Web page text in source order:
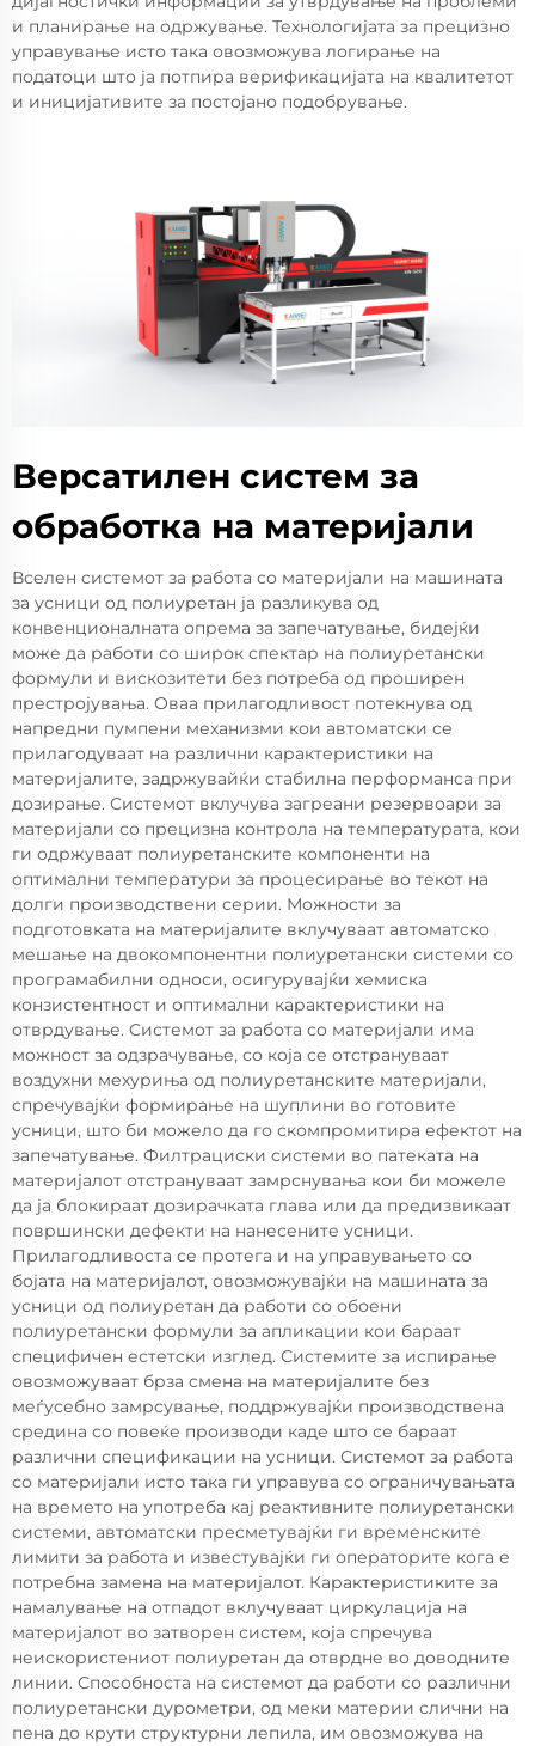
и планирање на одржување. Технологијата за прецизно
управување исто така овозможува логирање на
податоци што ја потпира верификацијата на квалитетот
и иницијативите за постојано подобрување.
Версатилен систем за
обработка на материјали
Вселен системот за работа со материјали на машината
за усници од полиуретан ја разликува од
конвенционалната опрема за запечатување, бидејќи
може да работи со широк спектар на полиуретански
формули и вискозитети без потреба од проширен
престројувања. Оваа прилагодливост потекнува од
напредни пумпени механизми кои автоматски се
прилагодуваат на различни карактеристики на
материјалите, задржувайќи стабилна перформанса при
дозирање. Системот вклучува загреани резервоари за
материјали со прецизна контрола на температурата, кои
ги одржуваат полиуретанските компоненти на
оптимални температури за процесирање во текот на
долги производствени серии. Можности за
подготовката на материјалите вклучуваат автоматско
мешање на двокомпонентни полиуретански системи со
програмабилни односи, осигурувајќи хемиска
конзистентност и оптимални карактеристики на
отврдување. Системот за работа со материјали има
можност за одзрачување, со која се отстрануваат
воздухни мехуриња од полиуретанските материјали,
спречувајќи формирање на шуплини во готовите
усници, што би можело да го скомпромитира ефектот на
запечатување. Филтрациски системи во патеката на
материјалот отстрануваат замрснувања кои би можеле
да ја блокираат дозирачката глава или да предизвикаат
површински дефекти на нанесените усници.
Прилагодливоста се протега и на управувањето со
бојата на материјалот, овозможувајќи на машината за
усници од полиуретан да работи со обоени
полиуретански формули за апликации кои бараат
специфичен естетски изглед. Системите за испирање
овозможуваат брза смена на материјалите без
меѓусебно замрсување, поддржувајќи производствена
средина со повеќе производи каде што се бараат
различни спецификации на усници. Системот за работа
со материјали исто така ги управува со ограничувањата
на времето на употреба кај реактивните полиуретански
системи, автоматски пресметувајќи ги временските
лимити за работа и известувајќи ги операторите кога е
потребна замена на материјалот. Карактеристиките за
намалување на отпадот вклучуваат циркулација на
материјалот во затворен систем, која спречува
неискористениот полиуретан да отврдне во доводните
линии. Способноста на системот да работи со различни
полиуретански дурометри, од меки материи слични на
пена до крути структурни лепила, им овозможува на